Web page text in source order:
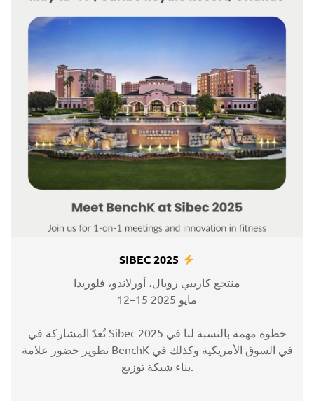
SIBEC 2025
منتجع كاريبي رويال، أورلاندو، فلوريدا
12–15 مايو 2025
تُعدّ المشاركة في Sibec 2025 خطوة مهمة بالنسبة لنا في
تطوير حضور علامة BenchK في السوق الأمريكية وكذلك في
بناء شبكة توزيع.